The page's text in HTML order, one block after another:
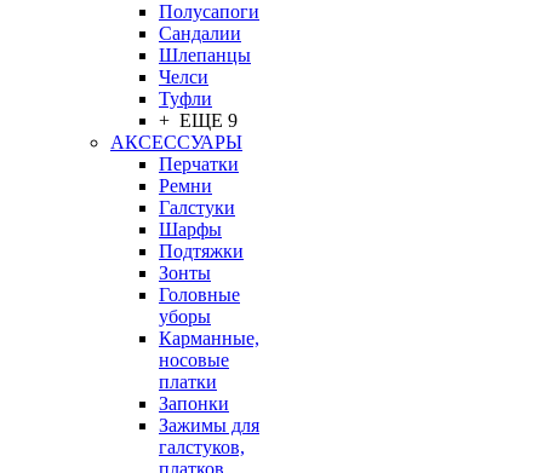
Полусапоги
Сандалии
Шлепанцы
Челси
Туфли
+ ЕЩЕ 9
АКСЕССУАРЫ
Перчатки
Ремни
Галстуки
Шарфы
Подтяжки
Зонты
Головные
уборы
Карманные,
носовые
платки
Запонки
Зажимы для
галстуков,
платков